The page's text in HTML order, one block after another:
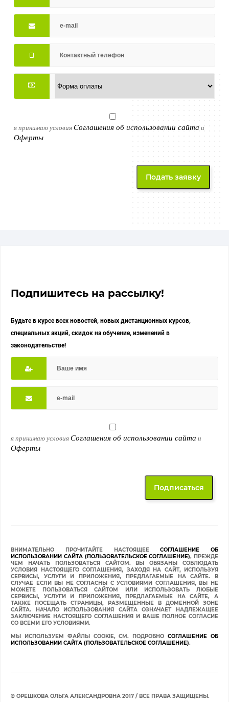
я принимаю условияСоглашения об использовании сайта и
Оферты
Подпишитесь на рассылку!
Будьте в курсе всех новостей, новых дистанционных курсов,
специальных акций, скидок на обучение, изменений в
законодательстве!
я принимаю условияСоглашения об использовании сайта и
Оферты
ВНИМАТЕЛЬНО ПРОЧИТАЙТЕ НАСТОЯЩЕЕСОГЛАШЕНИЕ ОБ
ИСПОЛЬЗОВАНИИ САЙТА (ПОЛЬЗОВАТЕЛЬСКОЕ СОГЛАШЕНИЕ), ПРЕЖДЕ
ЧЕМ НАЧАТЬ ПОЛЬЗОВАТЬСЯ САЙТОМ. ВЫ ОБЯЗАНЫ СОБЛЮДАТЬ
УСЛОВИЯ НАСТОЯЩЕГО СОГЛАШЕНИЯ, ЗАХОДЯ НА САЙТ, ИСПОЛЬЗУЯ
СЕРВИСЫ, УСЛУГИ И ПРИЛОЖЕНИЯ, ПРЕДЛАГАЕМЫЕ НА САЙТЕ. В
СЛУЧАЕ ЕСЛИ ВЫ НЕ СОГЛАСНЫ С УСЛОВИЯМИ СОГЛАШЕНИЯ, ВЫ НЕ
МОЖЕТЕ ПОЛЬЗОВАТЬСЯ САЙТОМ ИЛИ ИСПОЛЬЗОВАТЬ ЛЮБЫЕ
СЕРВИСЫ, УСЛУГИ И ПРИЛОЖЕНИЯ, ПРЕДЛАГАЕМЫЕ НА САЙТЕ, А
ТАКЖЕ ПОСЕЩАТЬ СТРАНИЦЫ, РАЗМЕЩЕННЫЕ В ДОМЕННОЙ ЗОНЕ
САЙТА. НАЧАЛО ИСПОЛЬЗОВАНИЯ САЙТА ОЗНАЧАЕТ НАДЛЕЖАЩЕЕ
ЗАКЛЮЧЕНИЕ НАСТОЯЩЕГО СОГЛАШЕНИЯ И ВАШЕ ПОЛНОЕ СОГЛАСИЕ
СО ВСЕМИ ЕГО УСЛОВИЯМИ.
МЫ ИСПОЛЬЗУЕМ ФАЙЛЫ COOKIE, СМ. ПОДРОБНОСОГЛАШЕНИЕ ОБ
ИСПОЛЬЗОВАНИИ САЙТА (ПОЛЬЗОВАТЕЛЬСКОЕ СОГЛАШЕНИЕ).
© ОРЕШКОВА ОЛЬГА АЛЕКСАНДРОВНА 2017 / ВСЕ ПРАВА ЗАЩИЩЕНЫ.